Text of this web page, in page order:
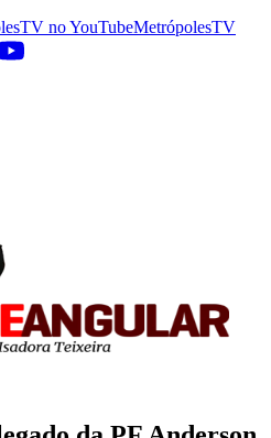
noYouTubeMetrópolesTV